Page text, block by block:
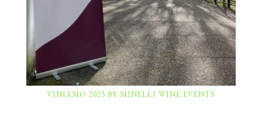
VINIAMO 2023 BY MINELLI WINE EVENTS